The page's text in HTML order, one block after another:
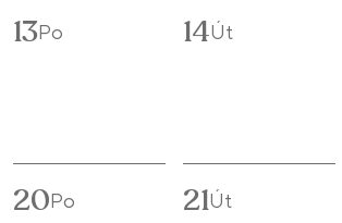
13Po 14Út
20Po 21Út